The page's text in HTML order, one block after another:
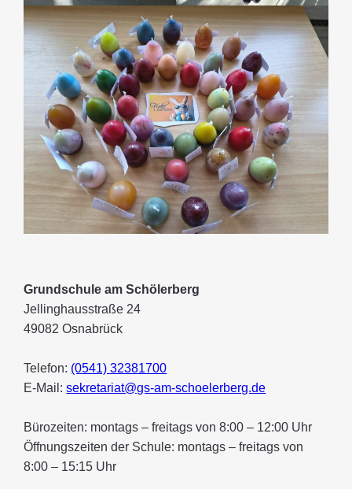
Grundschule am Schölerberg
Jellinghausstraße 24
49082 Osnabrück
Telefon: (0541) 32381700
E-Mail:sekretariat@gs-am-schoelerberg.de
Bürozeiten: montags – freitags von 8:00 – 12:00 Uhr
Öffnungszeiten der Schule: montags – freitags von
8:00 – 15:15 Uhr